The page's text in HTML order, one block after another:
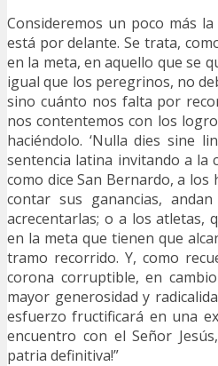
Consideremos un poco más
está por delante. Se trata,
en la meta, en aquello que se
igual que los peregrinos, no
sino cuánto nos falta por
nos contentemos con los
haciéndolo. ‘Nulla dies sine
sentencia latina invitando a la
como dice San Bernardo, a
contar sus ganancias,
acrecentarlas; o a los atletas,
en la meta que tienen que
tramo recorrido. Y, como
corona corruptible, en
mayor generosidad y
esfuerzo fructificará en una
encuentro con el Señor
patria definitiva!”